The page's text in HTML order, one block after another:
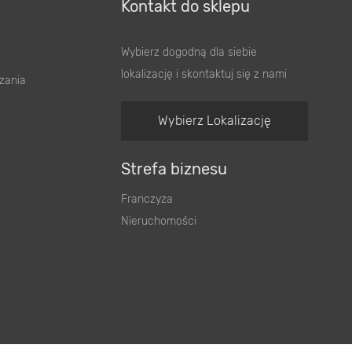
Kontakt do sklepu
Wybierz dogodną dla siebie
lokalizację i skontaktuj się z nami
Wybierz Lokalizację
Strefa biznesu
Franczyza
Nieruchomości